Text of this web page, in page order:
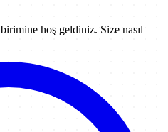
birimine hoş geldiniz. Size nasıl